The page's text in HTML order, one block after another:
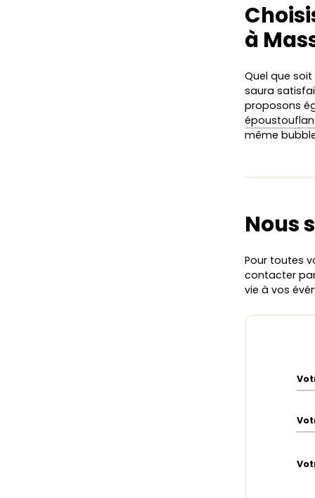
à
Quel que
saura
proposons
même
Nous
Pour toutes
contacter par
vie à vos